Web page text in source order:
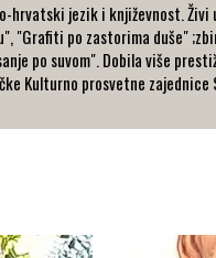
jezik i književnost. Živi
"Grafiti po zastorima duše"
po suvom". Dobila više
Kulturno prosvetne zajednice